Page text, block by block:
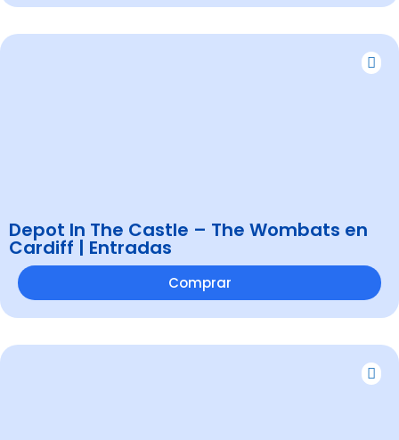
Depot In The Castle – The Wombats en
Cardiff | Entradas
Comprar